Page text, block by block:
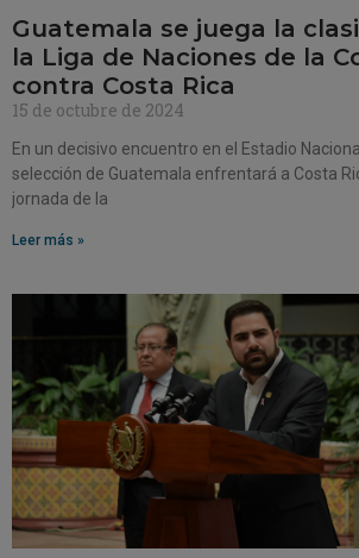
Guatemala se juega la
la Liga de Naciones de la
contra Costa Rica
15 de octubre de 2024
En un decisivo encuentro en el Estadio
selección de Guatemala enfrentará a Costa
jornada de la
Leer más »